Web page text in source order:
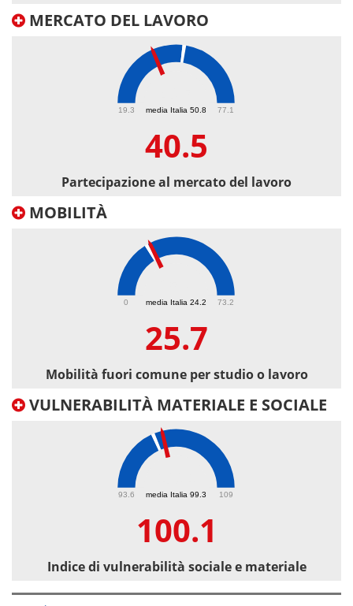
MERCATO DEL LAVORO
media Italia 50.8
19.3 77.1
40.5
Partecipazione al mercato del lavoro
MOBILITÀ
media Italia 24.2
0 73.2
25.7
Mobilità fuori comune per studio o lavoro
VULNERABILITÀ MATERIALE E SOCIALE
media Italia 99.3
93.6 109
100.1
Indice di vulnerabilità sociale e materiale